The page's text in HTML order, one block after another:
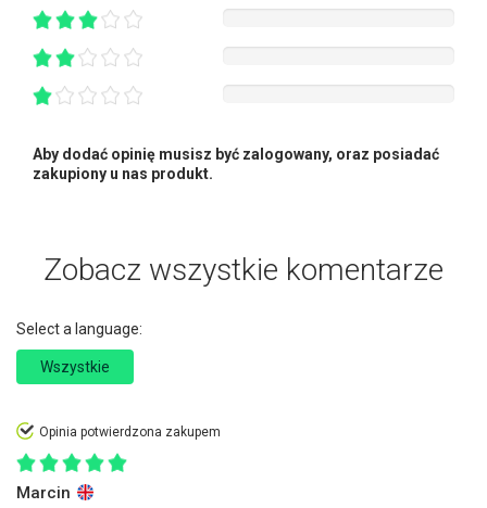
Aby dodać opinię musisz być zalogowany, oraz posiadać
zakupiony u nas produkt.
Zobacz wszystkie komentarze
Select a language:
Wszystkie
Opinia potwierdzona zakupem
Marcin